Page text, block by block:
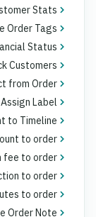
Stats
Order Tags
Status
Customers
from Order
Assign Label
to Timeline
to order
fee to order
to order
to order
Order Note